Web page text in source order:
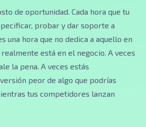
de oportunidad. Cada hora que tu
probar y dar soporte a
una hora que no dedica a aquello en
está en el negocio. A veces
la pena. A veces estás
peor de algo que podrías
tus competidores lanzan